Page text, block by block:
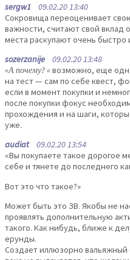
sergw1 09.02.20 13:40
Сокровища переоценивает
важности, считают свой вклад
места раскупают очень быстро
sozerzanije 09.02.20 13:48
«А почему? «возможно, еще
на тест — сам по себе квест,
если в момент покупки и
после покупки фокус
прохождения и на шаги,
уже.
audiat09.02.20 13:54
«Вы покупаете такое дорогое
себе и тянете до последнего
Вот это что такое?»
Может быть это ЗВ. Якобы не
проявлять дополнительную
такого. Как нибудь, ближе к
ерунды.
Создает иллюзорно вальяжный